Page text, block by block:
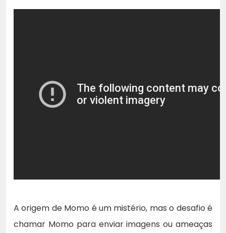
A origem de Momo é um mistério, mas o desafio é
chamar Momo para enviar imagens ou ameaças